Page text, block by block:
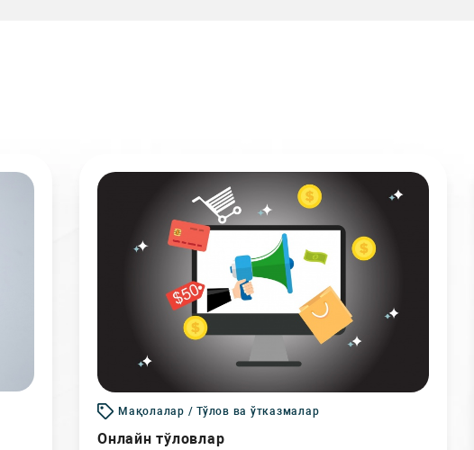
Мақолалар / Тўлов ва ўтказмалар
Онлайн тўловлар